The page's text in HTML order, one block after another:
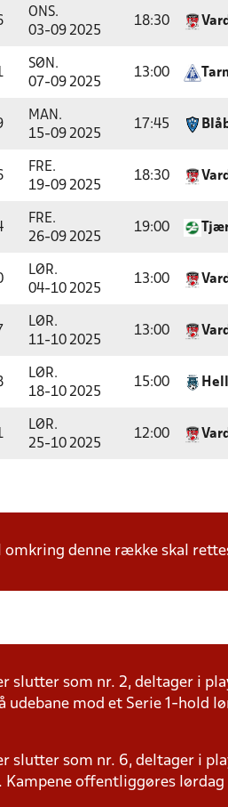
ONS.
03-09 2025
18:30
SØN.
07-09 2025
13:00
MAN.
15-09 2025
17:45
FRE.
19-09 2025
18:30
FRE.
26-09 2025
19:00
LØR.
04-10 2025
13:00
LØR.
11-10 2025
13:00
LØR.
18-10 2025
15:00
LØR.
25-10 2025
12:00
omkring denne række skal
slutter som nr. 2, deltager i
udebane mod et Serie 1-hold
slutter som nr. 6, deltager i
Kampene offentliggøres lørdag